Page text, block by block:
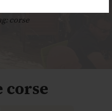
corse
corse